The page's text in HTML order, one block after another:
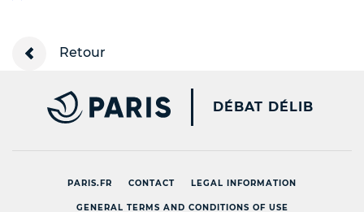
Retour
PARIS.FR [NEW
DÉBAT DÉLIB
PARIS.FR CONTACT LEGAL INFORMATION
GENERAL TERMS AND CONDITIONS OF USE